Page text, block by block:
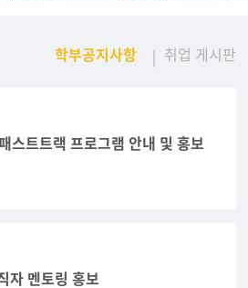
학부공지사항 취업 게시판
스트트랙 프로그램 안내 및 홍보
자 멘토링 홍보